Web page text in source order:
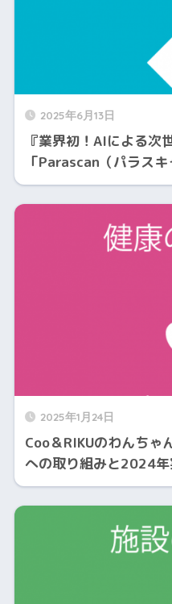
2025年6月13日
『業界初！AIによる次
「Parascan（パラスキ
2025年1月24日
Coo＆RIKUのわんちゃ
への取り組みと2024